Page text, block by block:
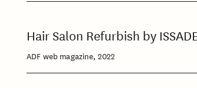
Hair Salon Refurbish by
ADF web magazine, 2022